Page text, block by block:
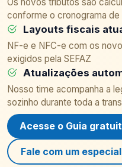
conforme o cronograma
Layouts fiscais
NF-e e NFC-e com os
exigidos pela SEFAZ
Atualizações
Nosso time acompanha a
sozinho durante toda a
Acesse o Guia
Fale com um